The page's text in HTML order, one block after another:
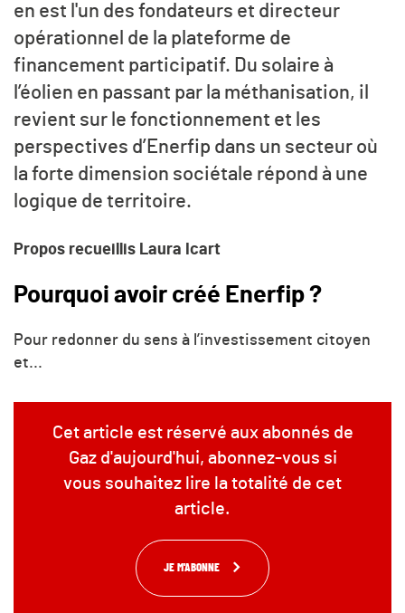
en est l'un des fondateurs et directeur
opérationnel de la plateforme de
financement participatif. Du solaire à
l’éolien en passant par la méthanisation, il
revient sur le fonctionnement et les
perspectives d’Enerfip dans un secteur où
la forte dimension sociétale répond à une
logique de territoire.
Propos recueillis Laura Icart
Pourquoi avoir créé Enerfip ?
Pour redonner du sens à l’investissement citoyen
et...
Cet article est réservé aux abonnés de
Gaz d'aujourd'hui, abonnez-vous si
vous souhaitez lire la totalité de cet
article.
JE M'ABONNE